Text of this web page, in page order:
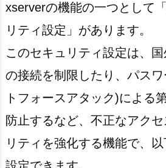
xserverの機能の一つとして
リティ設定」があります。
このセキュリティ設定は、
の接続を制限したり、パス
トフォースアタック)による
防止するなど、不正なアク
リティを強化する機能で、